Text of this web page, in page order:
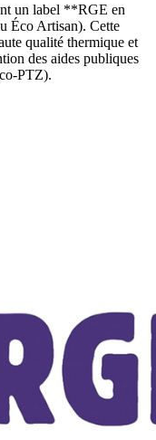
un label **RGE en
Éco Artisan). Cette
qualité thermique et
des aides publiques
PTZ).